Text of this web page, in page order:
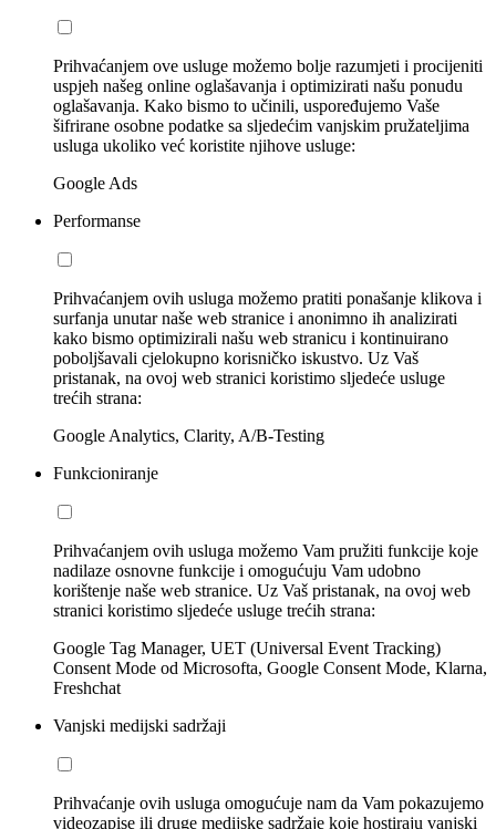
Prihvaćanjem ove usluge možemo bolje razumjeti i procijeniti
uspjeh našeg online oglašavanja i optimizirati našu ponudu
oglašavanja. Kako bismo to učinili, uspoređujemo Vaše
šifrirane osobne podatke sa sljedećim vanjskim pružateljima
usluga ukoliko već koristite njihove usluge:
Google Ads
Performanse
Prihvaćanjem ovih usluga možemo pratiti ponašanje klikova i
surfanja unutar naše web stranice i anonimno ih analizirati
kako bismo optimizirali našu web stranicu i kontinuirano
poboljšavali cjelokupno korisničko iskustvo. Uz Vaš
pristanak, na ovoj web stranici koristimo sljedeće usluge
trećih strana:
Google Analytics, Clarity, A/B-Testing
Funkcioniranje
Prihvaćanjem ovih usluga možemo Vam pružiti funkcije koje
nadilaze osnovne funkcije i omogućuju Vam udobno
korištenje naše web stranice. Uz Vaš pristanak, na ovoj web
stranici koristimo sljedeće usluge trećih strana:
Google Tag Manager, UET (Universal Event Tracking)
Consent Mode od Microsofta, Google Consent Mode, Klarna,
Freshchat
Vanjski medijski sadržaji
Prihvaćanje ovih usluga omogućuje nam da Vam pokazujemo
videozapise ili druge medijske sadržaje koje hostiraju vanjski